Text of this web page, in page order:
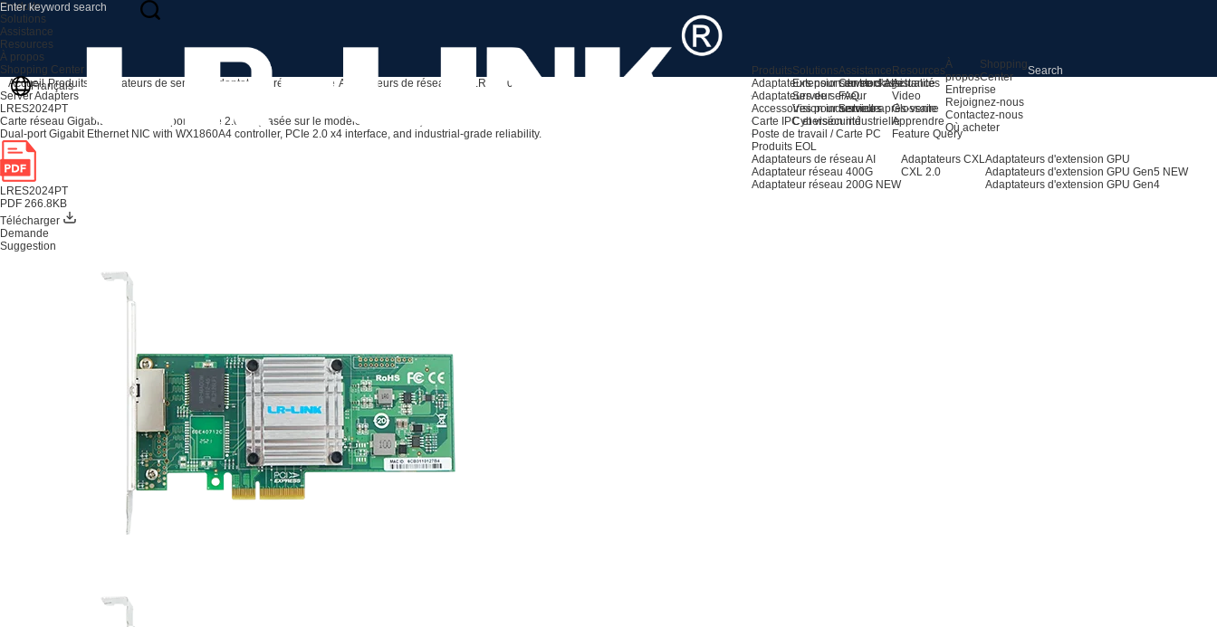
Produits
Adaptateurs pour serveurs AI
Adaptateurs de serveur
Accessoires pour serveurs
Carte IPC et vision industrielle
Poste de travail / Carte PC
Produits EOL
Adaptateurs de réseau AI
Adaptateur réseau 400G
Adaptateur réseau 200G NEW
Adaptateurs CXL
CXL 2.0
Adaptateurs d'extension GPU
Adaptateurs d'extension GPU Gen5 NEW
Adaptateurs d'extension GPU Gen4
Solutions
Extension du stockage
Serveur
Vision industrielle
Cybersécurité
Assistance
Centre d'assistance
FAQ
Service après-vente
Resources
Actualités
Video
Glossaire
Apprendre
Feature Query
À
propos
Entreprise
Rejoignez-nous
Contactez-nous
Où acheter
Shopping
Center
Produits
Solutions
Assistance
Resources
À propos
Shopping Center
Français
Accueil Produits Adaptateurs de serveur Adaptateurs réseau PCIe Adaptateurs de réseau 1G
LRES2024PT
Server Adapters
LRES2024PT
Carte réseau Gigabit RJ45 à deux ports PCIe 2.0 x4 (basée sur le modèle WX1860A4)
Dual-port Gigabit Ethernet NIC with WX1860A4 controller, PCIe 2.0 x4 interface, and industrial-grade reliability.
LRES2024PT
PDF 266.8KB
Télécharger
Demande
Suggestion